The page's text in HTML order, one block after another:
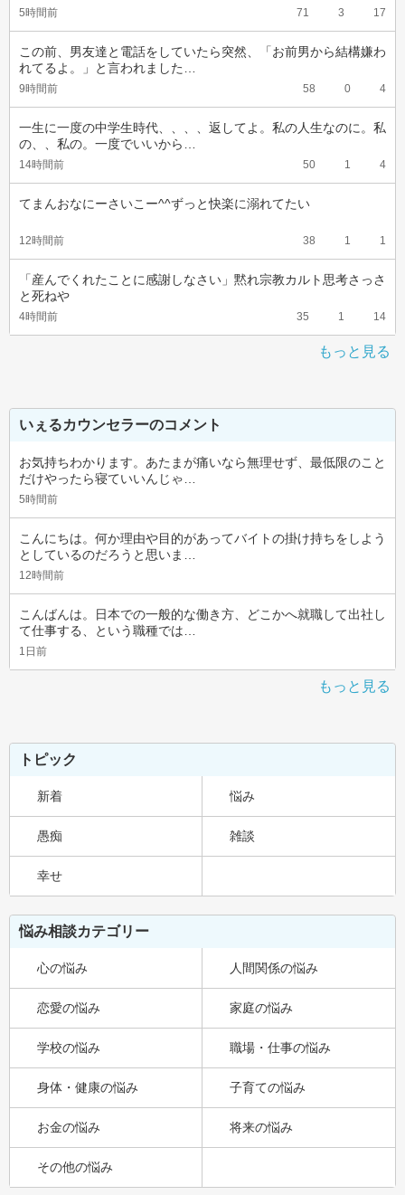
5時間前 71 3 17
この前、男友達と電話をしていたら突然、「お前男から結構嫌わ
れてるよ。」と言われました…
9時間前 58 0 4
一生に一度の中学生時代、、、、返してよ。私の人生なのに。私
の、、私の。一度でいいから…
14時間前 50 1 4
てまんおなにーさいこー^^ずっと快楽に溺れてたい
12時間前 38 1 1
「産んでくれたことに感謝しなさい」黙れ宗教カルト思考さっさ
と死ねや
4時間前 35 1 14
もっと見る
いぇるカウンセラーのコメント
お気持ちわかります。あたまが痛いなら無理せず、最低限のこと
だけやったら寝ていいんじゃ…
5時間前
こんにちは。何か理由や目的があってバイトの掛け持ちをしよう
としているのだろうと思いま…
12時間前
こんばんは。日本での一般的な働き方、どこかへ就職して出社し
て仕事する、という職種では…
1日前
もっと見る
トピック
新着 悩み
愚痴 雑談
幸せ
悩み相談カテゴリー
心の悩み 人間関係の悩み
恋愛の悩み 家庭の悩み
学校の悩み 職場・仕事の悩み
身体・健康の悩み 子育ての悩み
お金の悩み 将来の悩み
その他の悩み